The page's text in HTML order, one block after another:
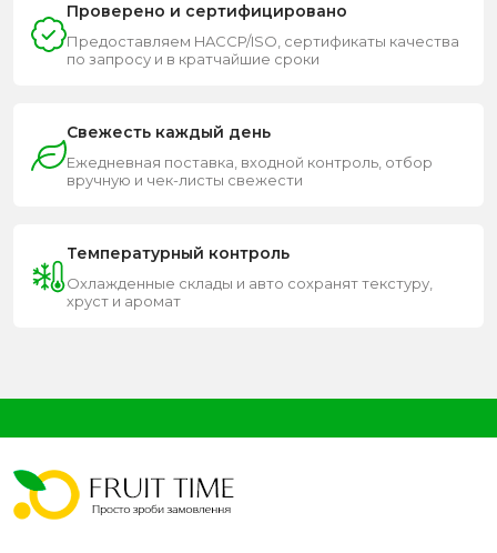
Проверено и сертифицировано
Предоставляем HACCP/ISO, сертификаты качества
по запросу и в кратчайшие сроки
Свежесть каждый день
Ежедневная поставка, входной контроль, отбор
вручную и чек-листы свежести
Температурный контроль
Охлажденные склады и авто сохранят текстуру,
хруст и аромат